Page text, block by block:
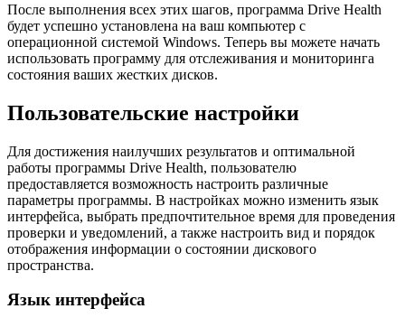
После выполнения всех этих шагов, программа Drive Health
будет успешно установлена на ваш компьютер с
операционной системой Windows. Теперь вы можете начать
использовать программу для отслеживания и мониторинга
состояния ваших жестких дисков.
Пользовательские настройки
Для достижения наилучших результатов и оптимальной
работы программы Drive Health, пользователю
предоставляется возможность настроить различные
параметры программы. В настройках можно изменить язык
интерфейса, выбрать предпочтительное время для проведения
проверки и уведомлений, а также настроить вид и порядок
отображения информации о состоянии дискового
пространства.
Язык интерфейса